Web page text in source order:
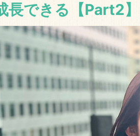
長できる【Part2】